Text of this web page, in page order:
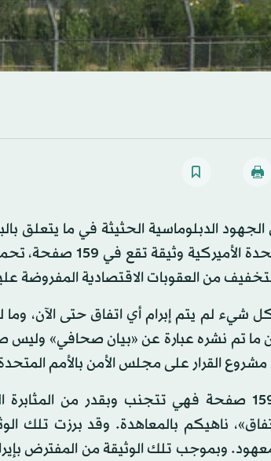
بقيادة الولايات
من العقوبات الاقتصادية المفروضة
شيء لم يتم إبرام أي اتفاق حتى الآن، وما
ما تم نشره عبارة عن «بيان صحافي» وليس
القرار على مجلس الأمن بالأمم
أما الوثيقة ذات الـ159 صفحة فهي تتجنب
ناهيكم بالمعاهدة. وقد برزت تلك
وبموجب تلك الوثيقة من المفترض